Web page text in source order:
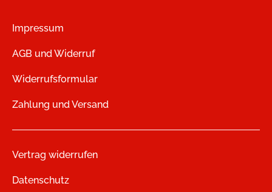
Impressum
AGB und Widerruf
Widerrufsformular
Zahlung und Versand
Vertrag widerrufen
Datenschutz